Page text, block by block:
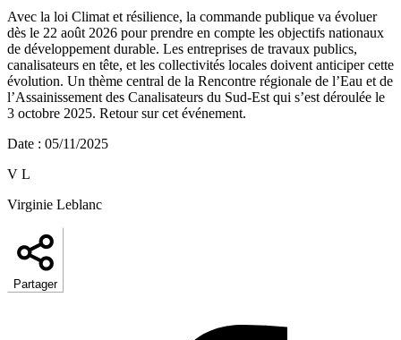
Avec la loi Climat et résilience, la commande publique va évoluer
dès le 22 août 2026 pour prendre en compte les objectifs nationaux
de développement durable. Les entreprises de travaux publics,
canalisateurs en tête, et les collectivités locales doivent anticiper cette
évolution. Un thème central de la Rencontre régionale de l’Eau et de
l’Assainissement des Canalisateurs du Sud-Est qui s’est déroulée le
3 octobre 2025. Retour sur cet événement.
Date : 05/11/2025
V L
Virginie Leblanc
Partager